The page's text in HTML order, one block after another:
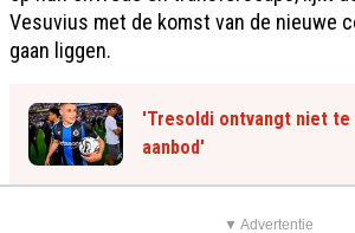
Vesuvius met de komst van de nieuwe
gaan liggen.
'Tresoldi ontvangt niet te
aanbod'
▼ Advertentie